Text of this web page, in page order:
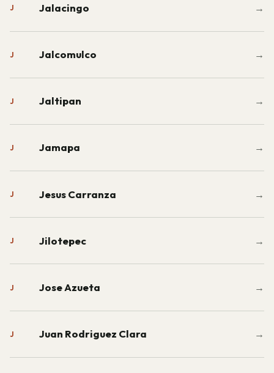
J Jalacingo →
J Jalcomulco →
J Jaltipan →
J Jamapa →
J Jesus Carranza →
J Jilotepec →
J Jose Azueta →
J Juan Rodriguez Clara →